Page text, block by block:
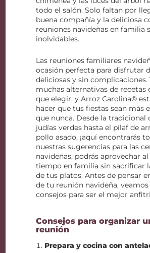
todo el salón. Solo faltan por
buena compañía y la deliciosa
reuniones navideñas en familia
inolvidables.
Las reuniones familiares
ocasión perfecta para disfrutar
deliciosas y sin complicaciones.
muchas alternativas de recetas
que elegir, y Arroz Carolina®
hacer que tus fiestas sean más
que nunca. Desde la tradicional
judías verdes hasta el pilaf de
pollo asado, ¡aquí encontrarás
nuestras sugerencias para las
navideñas, podrás aprovechar
tiempo en familia sin sacrificar
de tus platos. Antes de pensar
de tu reunión navideña,
consejos para ser el mejor
Consejos para organizar
reunión
Prepara y cocina con